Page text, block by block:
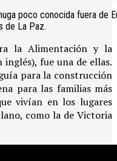
poco conocida fuera de
de La Paz.
la Alimentación y la
fue una de ellas.
para la construcción
para las familias más
vivían en los lugares
como la de Victoria